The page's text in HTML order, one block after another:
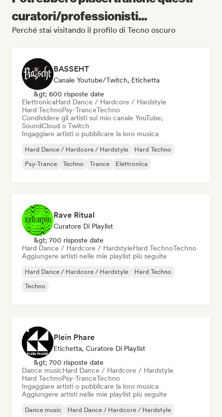
curatori/professionisti...
Perché stai visitando il profilo di Tecno oscuro
BASSEHT
Canale Youtube/Twitch, Etichetta
&gt; 600 risposte date
ElettronicaHard Dance / Hardcore / Hardstyle
Hard TechnoPsy-TranceTechno
Condividere gli artisti sul mio canale YouTube,
SoundCloud o Twitch
Ingaggiare artisti o pubblicare la loro musica
Hard Dance / Hardcore / Hardstyle
Hard Techno
Psy-Trance
Techno Trance Elettronica
Rave Ritual
Curatore Di Playlist
&gt; 700 risposte date
Hard Dance / Hardcore / HardstyleHard TechnoTechno
Aggiungere artisti nelle mie playlist più seguite
Hard Dance / Hardcore / Hardstyle
Hard Techno
Techno
Plein Phare
Etichetta, Curatore Di Playlist
&gt; 700 risposte date
Dance musicHard Dance / Hardcore / Hardstyle
Hard TechnoPsy-TranceTechno
Ingaggiare artisti o pubblicare la loro musica
Aggiungere artisti nelle mie playlist più seguite
Dance music
Hard Dance / Hardcore / Hardstyle